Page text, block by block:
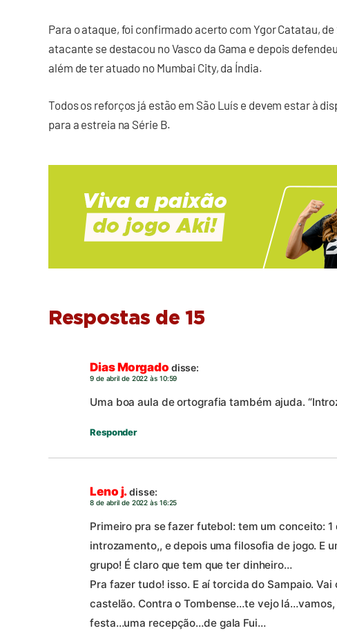
Para o ataque, foi confirmado acerto com Ygor Catatau, de
atacante se destacou no Vasco da Gama e depois
além de ter atuado no Mumbai City, da Índia.
Todos os reforços já estão em São Luís e devem estar à
para a estreia na Série B.
Respostas de 15
Dias Morgado disse:
9 de abril de 2022 às 10:59
Uma boa aula de ortografia também ajuda.
Responder
Leno j.disse:
8 de abril de 2022 às 16:25
Primeiro pra se fazer futebol: tem um conceito:
introzamento,, e depois uma filosofia de jogo. E
grupo! É claro que tem que ter dinheiro…
Pra fazer tudo! isso. E aí torcida do Sampaio.
castelão. Contra o Tombense…te vejo
festa…uma recepção…de gala Fui…